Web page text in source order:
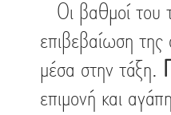
επιβεβαίωση
μέσα στην τάξη.
επιμονή και